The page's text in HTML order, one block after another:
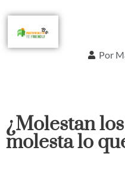
Por
¿Molestan
molesta lo